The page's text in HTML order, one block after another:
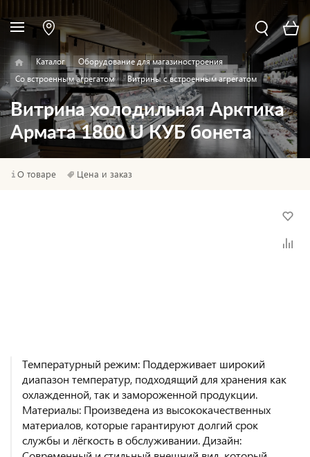
Каталог
Оборудование для магазиностроения
Со встроенным агрегатом
Витрины с встроенным агрегатом
Витрина холодильная Арктика
Армата 1800 U КУБ бонета
О товаре Цена и заказ
Температурный режим: Поддерживает широкий
диапазон температур, подходящий для хранения как
охлажденной, так и замороженной продукции.
Материалы: Произведена из высококачественных
материалов, которые гарантируют долгий срок
службы и лёгкость в обслуживании. Дизайн: